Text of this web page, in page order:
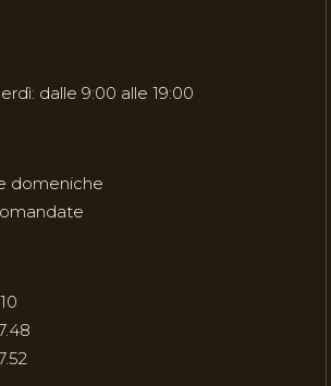
dalle 9:00 alle 19:00
domeniche